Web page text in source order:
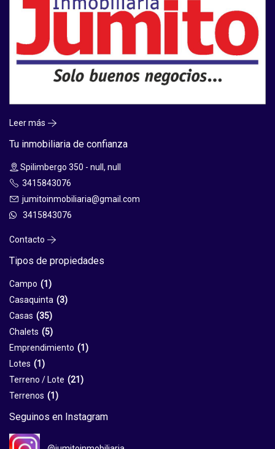
Leer más
Tu inmobiliaria de confianza
Spilimbergo 350 - null, null
3415843076
jumitoinmobiliaria@gmail.com
3415843076
Contacto
Tipos de propiedades
Campo (1)
Casaquinta (3)
Casas (35)
Chalets (5)
Emprendimiento (1)
Lotes (1)
Terreno / Lote (21)
Terrenos (1)
Seguinos en Instagram